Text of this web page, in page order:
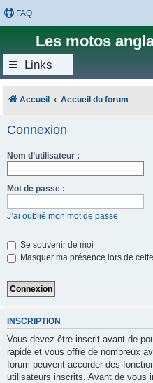
FAQ
Les motos
Links
Accueil Accueil du forum
Connexion
Nom d’utilisateur :
Mot de passe :
J’ai oublié mon mot de passe
Se souvenir de moi
Masquer ma présence lors de
INSCRIPTION
Vous devez être inscrit avant de
rapide et vous offre de nombreux
forum peuvent accorder des
utilisateurs inscrits. Avant de vous